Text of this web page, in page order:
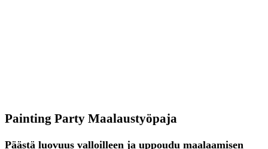
Painting Party Maalaustyöpaja
Päästä luovuus valloilleen ja uppoudu maalaamisen